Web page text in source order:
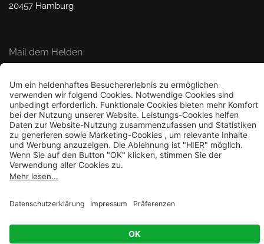
20457 Hamburg
Mail dem Helden
Bestellung widerrufen